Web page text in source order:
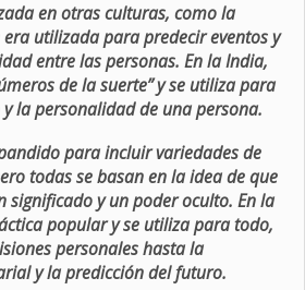
en otras culturas, como la
utilizada para predecir eventos y
entre las personas. En la India,
de la suerte” y se utiliza para
la personalidad de una persona.
para incluir variedades de
todas se basan en la idea de que
significado y un poder oculto. En la
popular y se utiliza para todo,
personales hasta la
y la predicción del futuro.